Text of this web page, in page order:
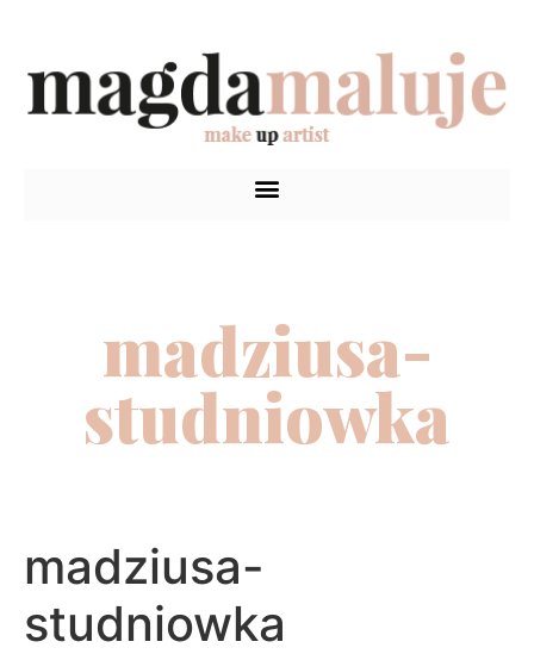
madziusa-
studniowka
madziusa-
studniowka